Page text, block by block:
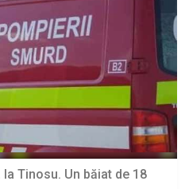
Tinosu. Un băiat de 18